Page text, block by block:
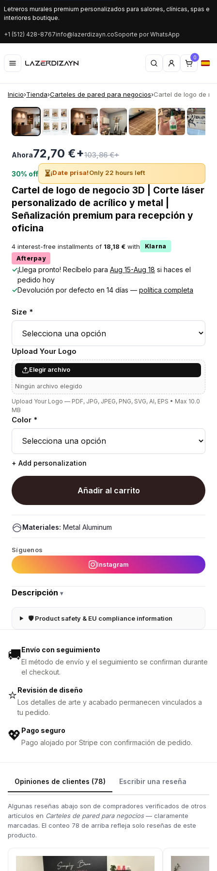
Letreros murales premium personalizados para salones, clínicas, spas e
interiores boutique.
+1 (512) 428-8767info@lazerdizayn.coSoporte por WhatsApp
0
Inicio›Tienda›Carteles de pared para negocios›Cartel de logo de
‹ ›
Ahora72,70 €+103,86 €+
30% off ⏳¡Date prisa!Only 22 hours left
Cartel de logo de negocio 3D | Corte láser
personalizado de acrílico y metal |
Señalización premium para recepción y
oficina
4 interest-free installments of 18,18 € with
Klarna
Afterpay
✓¡Llega pronto! Recíbelo para Aug 15-Aug 18 si haces el
pedido hoy
✓Devolución por defecto en 14 días — política completa
Size *
Upload Your Logo
Elegir archivo
Ningún archivo elegido
Upload Your Logo — PDF, JPG, JPEG, PNG, SVG, AI, EPS • Max 10.0
MB
Color *
+ Add personalization
Añadir al carrito
Materiales: Metal Aluminum
Síguenos
Instagram
Descripción ▾
🛡 Product safety & EU compliance information
🚚Envío con seguimiento
El método de envío y el seguimiento se confirman durante
el checkout.
⭐Revisión de diseño
Los detalles de arte y acabado permanecen vinculados a
tu pedido.
💖 Pago seguro
Pago alojado por Stripe con confirmación de pedido.
Opiniones de clientes (78) Escribir una reseña
Algunas reseñas abajo son de compradores verificados de otros
artículos en Carteles de pared para negocios— claramente
marcadas. El conteo 78 de arriba refleja solo reseñas de este
producto.